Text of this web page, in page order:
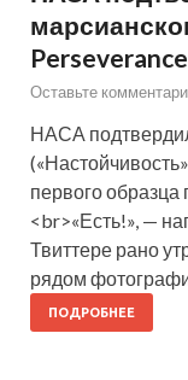
Perseverance
Оставьте
НАСА
первого образца
<br>«Есть!», —
Твиттере рано
рядом
ПОДРОБНЕЕ